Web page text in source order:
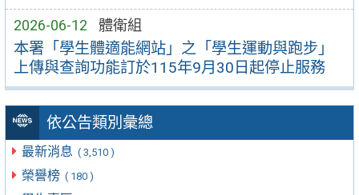
2026-06-12 體衛組
本署「學生體適能網站」之「學生運動與跑步」
上傳與查詢功能訂於115年9月30日起停止服務
依公告類別彙總
最新消息 ( 3,510 )
榮譽榜 ( 180 )